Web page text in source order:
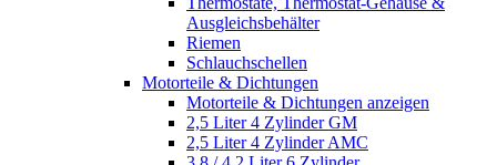
Ausgleichsbehälter
Riemen
Schlauchschellen
Motorteile & Dichtungen
Motorteile & Dichtungen anzeigen
2,5 Liter 4 Zylinder GM
2,5 Liter 4 Zylinder AMC